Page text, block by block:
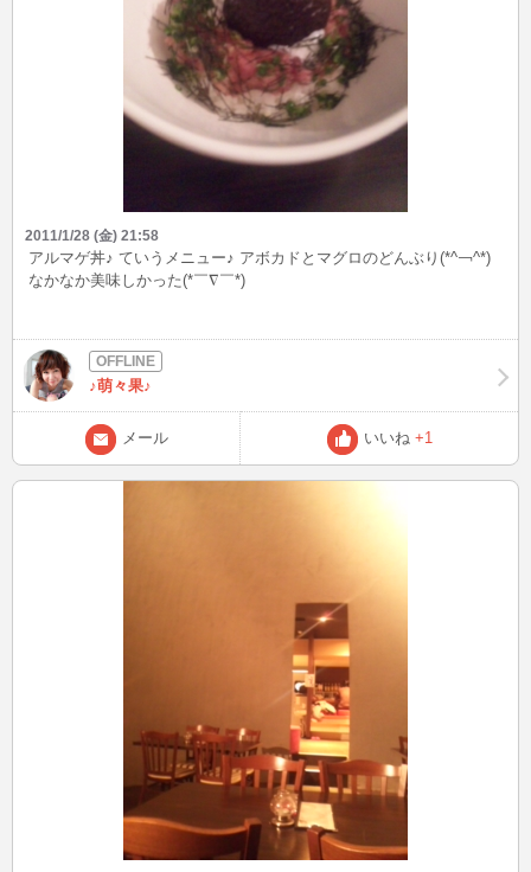
2011/1/28 (金) 21:58
アルマゲ丼♪ ていうメニュー♪ アボカドとマグロのどんぶり(*^￢^*)
なかなか美味しかった(*￣∇￣*)
♪萌々果♪
メール いいね +1